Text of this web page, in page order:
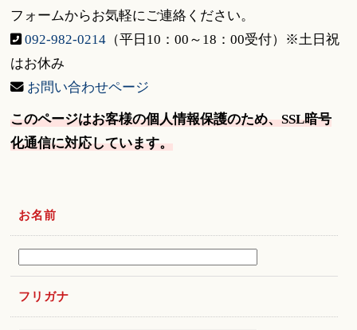
フォームからお気軽にご連絡ください。
092-982-0214 （平日10：00～18：00受付）※土日祝
はお休み
お問い合わせページ
このページはお客様の個人情報保護のため、SSL暗号
化通信に対応しています。
お名前
フリガナ